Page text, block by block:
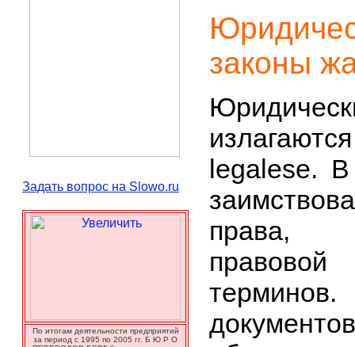
Задать вопрос на Slowo.ru
По итогам деятельности предприятий
за период с 1995 по 2005 гг. Б Ю Р О
законы
legalese.
права,
правовой